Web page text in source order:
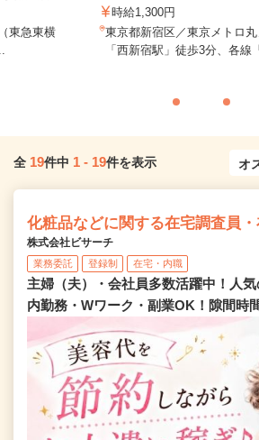
東急東横
時給1,300円
東京都新宿区／東京メトロ
「西新宿駅」徒歩3分、各線
全 19件中 1 - 19件を表示
化粧品などに関する在宅調査員
株式会社ビサーチ
業務委託 登録制 在宅・内職
主婦（夫）・会社員多数活躍中！人
内勤務・Wワーク・副業OK！隙間時